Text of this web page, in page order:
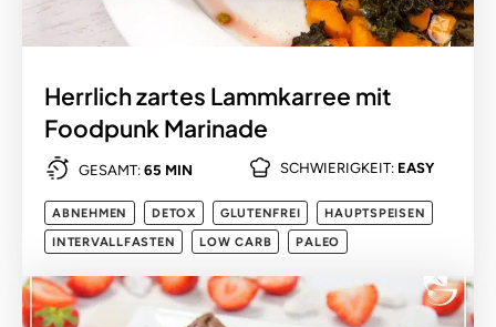
Herrlich zartes Lammkarree mit
Foodpunk Marinade
GESAMT: 65 MIN SCHWIERIGKEIT: EASY
ABNEHMEN DETOX GLUTENFREI
HAUPTSPEISEN
INTERVALLFASTEN
LOW CARB PALEO